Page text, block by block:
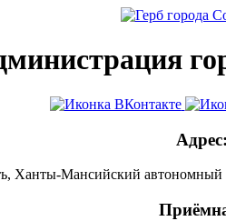
Адрес:
Ханты-Мансийский